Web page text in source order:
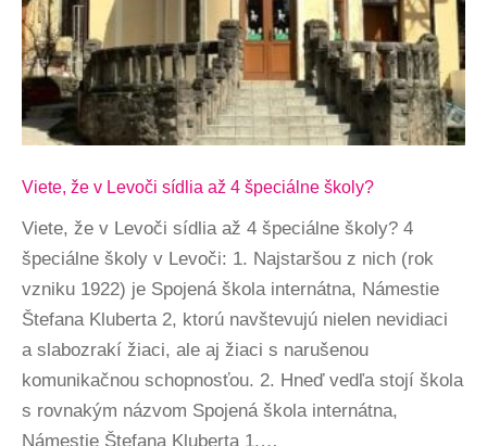
Viete, že v Levoči sídlia až 4 špeciálne školy?
Viete, že v Levoči sídlia až 4 špeciálne školy? 4
špeciálne školy v Levoči: 1. Najstaršou z nich (rok
vzniku 1922) je Spojená škola internátna, Námestie
Štefana Kluberta 2, ktorú navštevujú nielen nevidiaci
a slabozrakí žiaci, ale aj žiaci s narušenou
komunikačnou schopnosťou. 2. Hneď vedľa stojí škola
s rovnakým názvom Spojená škola internátna,
Námestie Štefana Kluberta 1,…